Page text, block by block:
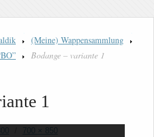
(Meine) Wappensammlung
Bodange – variante 1
1
700 × 850